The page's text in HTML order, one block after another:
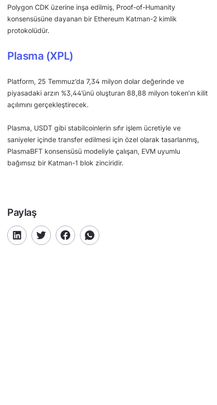
Polygon CDK üzerine inşa edilmiş, Proof-of-Humanity
konsensüsüne dayanan bir Ethereum Katman-2 kimlik
protokolüdür.
Plasma (XPL)
Platform, 25 Temmuz’da 7,34 milyon dolar değerinde ve
piyasadaki arzın %3,44’ünü oluşturan 88,88 milyon token’ın kilit
açılımını gerçekleştirecek.
Plasma, USDT gibi stabilcoinlerin sıfır işlem ücretiyle ve
saniyeler içinde transfer edilmesi için özel olarak tasarlanmış,
PlasmaBFT konsensüsü modeliyle çalışan, EVM uyumlu
bağımsız bir Katman-1 blok zinciridir.
Paylaş